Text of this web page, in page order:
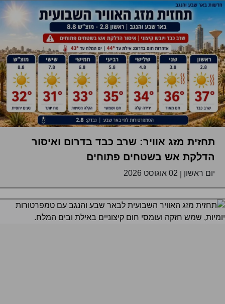
תחזית מזג אוויר: שרב כבד בדרום ואיסור
הדלקת אש בשטחים פתוחים
יום ראשון 02 אוגוסט 2026